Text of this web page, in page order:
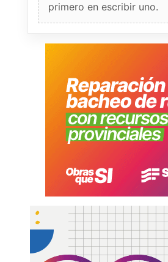
primero en escribir uno.